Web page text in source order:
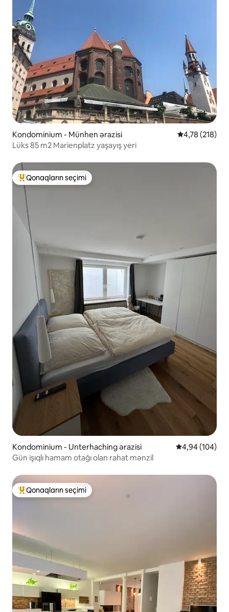
Kondominium - Münhen ərazisi Ortalama
4,78 (218)
Lüks 85 m2 Marienplatz yaşayış yeri
Populyar "Qonaqların seçimi"
Qonaqların seçimi
Kondominium - Unterhaching ərazisi Ortalama
4,94 (104)
Gün işıqlı hamam otağı olan rahat mənzil
Populyar "Qonaqların seçimi"
Qonaqların seçimi